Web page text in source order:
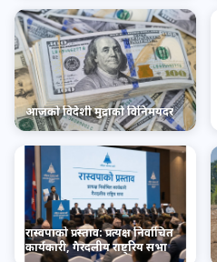
आजको विदेशी मुद्राको विनिमयदर
रास्वपाको प्रस्ताव: प्रत्यक्ष निर्वाचित
कार्यकारी, गैरदलीय राष्ट्रिय सभा